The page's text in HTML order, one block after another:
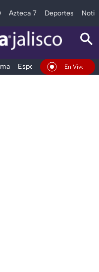
Azteca 7 Deportes
Espectáculos Deportes
En Vivo